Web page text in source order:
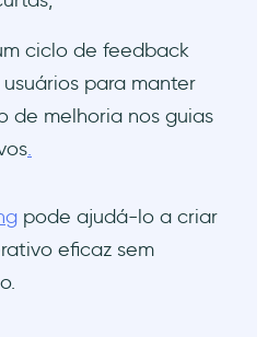
ciclo de feedback
para manter
de melhoria nos guias
.
pode ajudá-lo a criar
eficaz sem